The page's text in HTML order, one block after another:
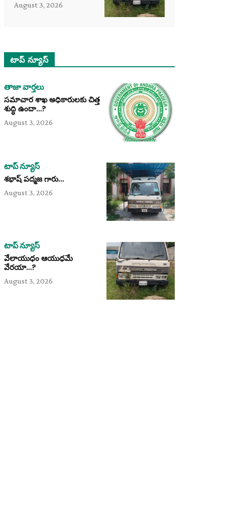
August 3, 2026
టాప్ న్యూస్
తాజా వార్తలు
సమాచార శాఖ అధికారులకు చిత్త
శుద్ధి ఉందా…?
August 3, 2026
టాప్ న్యూస్
శభాష్ పద్మజ గారు…
August 3, 2026
టాప్ న్యూస్
వేలాయుధం ఆయుధమే
వేరయా…?
August 3, 2026